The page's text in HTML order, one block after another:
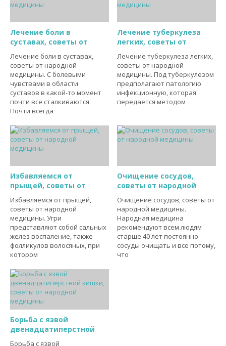
Лечение боли в
суставах, советы от
Лечение боли в суставах,
советы от народной
медицины. С болевыми
чувствами в области
суставов в какой-то момент
почти все сталкиваются.
Почти всегда
Лечение туберкулеза
легких, советы от
Лечение туберкулеза легких,
советы от народной
медицины. Под туберкулезом
предполагают патологию
инфекционную, которая
передается методом
Избавляемся от
прыщей, советы от
Избавляемся от прыщей,
советы от народной
медицины. Угри
представляют собой сальных
желез воспаление, также
фолликулов волосяных, при
котором
Очищение сосудов,
советы от народной
Очищение сосудов, советы от
народной медицины.
Народная медицина
рекомендуют всем людям
старше 40 лет постоянно
сосуды очищать и все потому,
что
Борьба с язвой
двенадцатиперстной
Борьба с язвой